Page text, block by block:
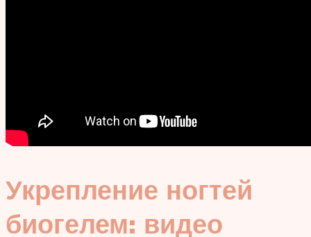
Укрепление ногтей
биогелем: видео